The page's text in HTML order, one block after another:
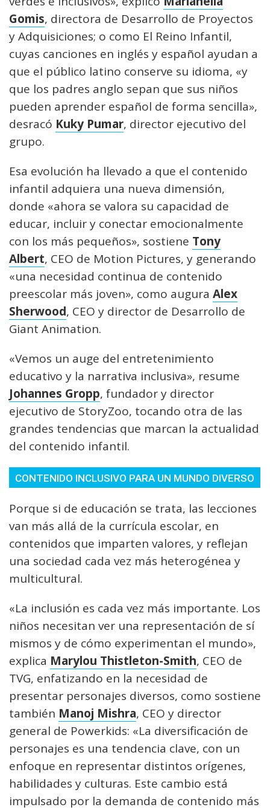
Gomis, directora de Desarrollo de Proyectos
y Adquisiciones; o como El Reino Infantil,
cuyas canciones en inglés y español ayudan a
que el público latino conserve su idioma, «y
que los padres anglo sepan que sus niños
pueden aprender español de forma sencilla»,
desracó Kuky Pumar, director ejecutivo del
grupo.
Esa evolución ha llevado a que el contenido
infantil adquiera una nueva dimensión,
donde «ahora se valora su capacidad de
educar, incluir y conectar emocionalmente
con los más pequeños», sostiene Tony
Albert, CEO de Motion Pictures, y generando
«una necesidad continua de contenido
preescolar más joven», como augura Alex
Sherwood, CEO y director de Desarrollo de
Giant Animation.
«Vemos un auge del entretenimiento
educativo y la narrativa inclusiva», resume
Johannes Gropp, fundador y director
ejecutivo de StoryZoo, tocando otra de las
grandes tendencias que marcan la actualidad
del contenido infantil.
CONTENIDO INCLUSIVO PARA UN MUNDO DIVERSO
Porque si de educación se trata, las lecciones
van más allá de la currícula escolar, en
contenidos que imparten valores, y reflejan
una sociedad cada vez más heterogénea y
multicultural.
«La inclusión es cada vez más importante. Los
niños necesitan ver una representación de sí
mismos y de cómo experimentan el mundo»,
explica Marylou Thistleton-Smith, CEO de
TVG, enfatizando en la necesidad de
presentar personajes diversos, como sostiene
también Manoj Mishra, CEO y director
general de Powerkids: «La diversificación de
personajes es una tendencia clave, con un
enfoque en representar distintos orígenes,
habilidades y culturas. Este cambio está
impulsado por la demanda de contenido más